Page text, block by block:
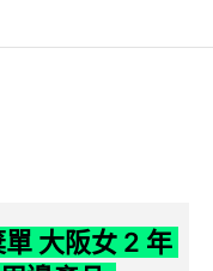
大阪女 2 年